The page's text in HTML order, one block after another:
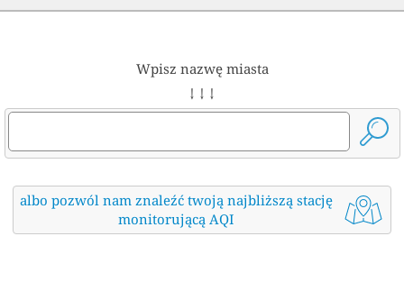
Wpisz nazwę miasta
↓ ↓ ↓
albo pozwól nam znaleźć twoją najbliższą stację
monitorującą AQI